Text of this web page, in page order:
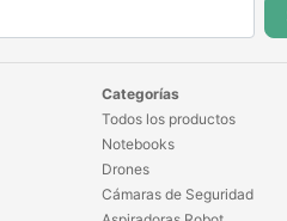
Categorías
Todos los productos
Notebooks
Drones
Cámaras de Seguridad